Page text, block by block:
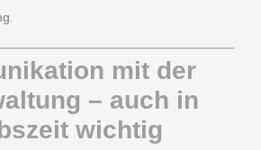
mit der
– auch in
wichtig